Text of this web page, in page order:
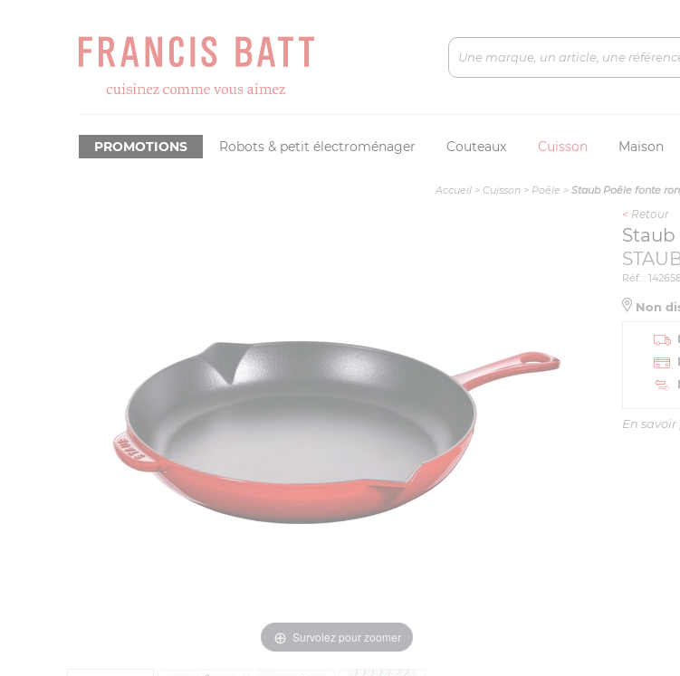
Robots & petit électroménager Couteaux Cuisson Maison
PROMOTIONS
Accueil > Cuisson > Poêle > Staub Poêle fonte
Survolez pour zoomer
< Retour
Staub
Réf. :
Non
En